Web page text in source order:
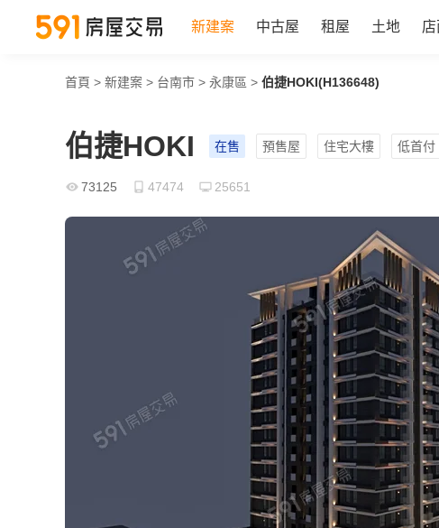
新建案 中古屋 租屋 土地 店
首頁 > 新建案 > 台南市 > 永康區 > 伯捷HOKI(H136648)
伯捷HOKI 在售 預售屋 住宅大樓 低首付
73125 47474 25651